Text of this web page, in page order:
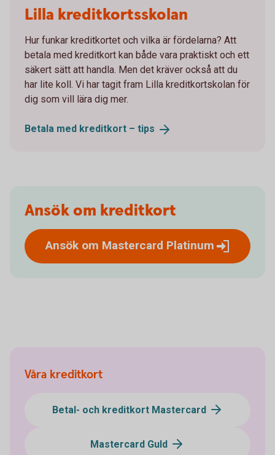
Lilla kreditkortsskolan
Hur funkar kreditkortet och vilka är fördelarna? Att
betala med kreditkort kan både vara praktiskt och ett
säkert sätt att handla. Men det kräver också att du
har lite koll. Vi har tagit fram Lilla kreditkortskolan för
dig som vill lära dig mer.
Betala med kreditkort – tips
Ansök om kreditkort
Ansök om Mastercard Platinum
Våra kreditkort
Betal- och kreditkort Mastercard
Mastercard Guld